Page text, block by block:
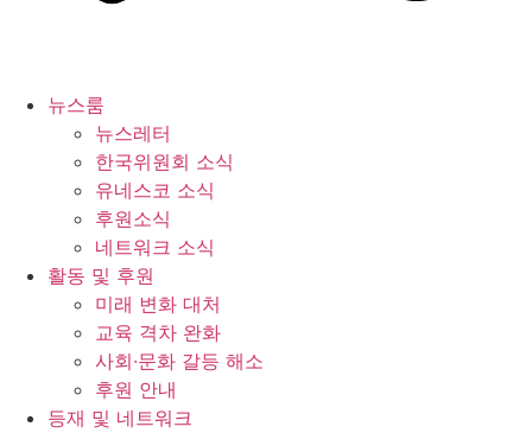
뉴스룸
뉴스레터
한국위원회 소식
유네스코 소식
후원소식
네트워크 소식
활동 및 후원
미래 변화 대처
교육 격차 완화
사회∙문화 갈등 해소
후원 안내
등재 및 네트워크